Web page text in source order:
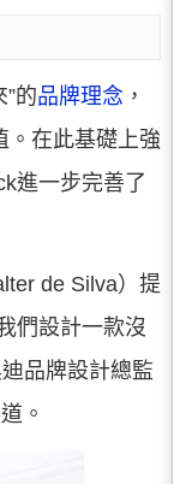
的品牌理念 ，
。在此基礎上強
進一步完善了
de Silva）提
們設計一款沒
品牌設計總監
。